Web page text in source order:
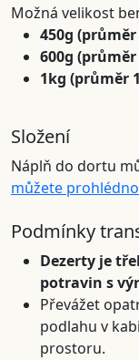
Možná velikost
450g (průměr
600g (průměr
1kg (průměr
Složení
Náplň do dortu
můžete
Podmínky
Dezerty je
potravin s
Převážet
podlahu v
prostoru.